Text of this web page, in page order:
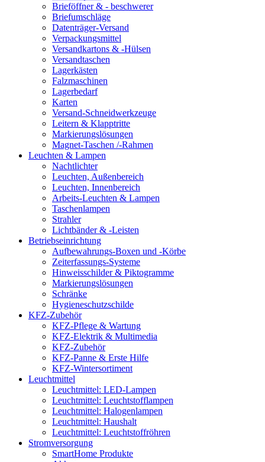
Brieföffner & - beschwerer
Briefumschläge
Datenträger-Versand
Verpackungsmittel
Versandkartons & -Hülsen
Versandtaschen
Lagerkästen
Falzmaschinen
Lagerbedarf
Karten
Versand-Schneidwerkzeuge
Leitern & Klapptritte
Markierungslösungen
Magnet-Taschen /-Rahmen
Leuchten & Lampen
Nachtlichter
Leuchten, Außenbereich
Leuchten, Innenbereich
Arbeits-Leuchten & Lampen
Taschenlampen
Strahler
Lichtbänder & -Leisten
Betriebseinrichtung
Aufbewahrungs-Boxen und -Körbe
Zeiterfassungs-Systeme
Hinweisschilder & Piktogramme
Markierungslösungen
Schränke
Hygieneschutzschilde
KFZ-Zubehör
KFZ-Pflege & Wartung
KFZ-Elektrik & Multimedia
KFZ-Zubehör
KFZ-Panne & Erste Hilfe
KFZ-Wintersortiment
Leuchtmittel
Leuchtmittel: LED-Lampen
Leuchtmittel: Leuchtstofflampen
Leuchtmittel: Halogenlampen
Leuchtmittel: Haushalt
Leuchtmittel: Leuchtstoffröhren
Stromversorgung
SmartHome Produkte